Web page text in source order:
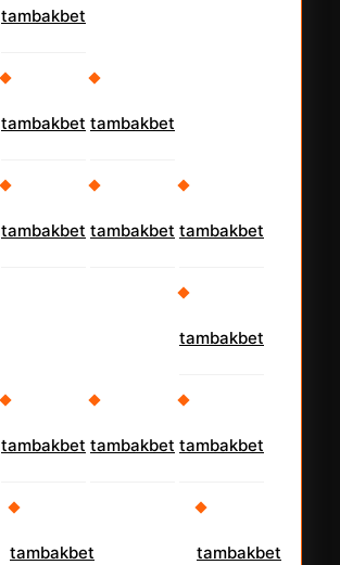
tambakbet
tambakbet
tambakbet
tambakbet
tambakbet tambakbet
tambakbet tambakbet
tambakbet
tambakbet
tambakbet tambakbet